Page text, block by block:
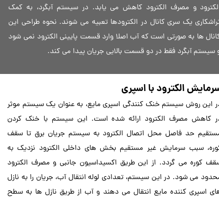
و مصرف الکترود کاهش می یابد. در سیستم آبگرد، به کمک
یک سری کانال در الکترودها تعبیه می شوند. نحوه طراحی این
ها به صورتی است که آب اصلا وارد قسمت پایینی الکترود نمی ‌شود
سیستم آبگرد فقط در دو قسمت بالایی جریان پیدا می ‌کند.
الکترود با اسپری
این روش سیستم خنک کنندگی اسپری مایع، به عنوان یک سیستم‌ موثر
کاهش مصرف الکترود ارائه شده است. این سیستم با خنک کردن
حد فاصل محل اتصال الکترود به سیستم جریان برق تا سقف
سبب سرمایش غیر مستقیم بخش های داخلی الکترود نزدیک به
کوره می‌ گردد. از این طریق اکسیداسیون جانبی و مصرف الکترود
می شود. در این سیستم، تعدادی لوله انتقال آب، جریان را به نازل
اسپری کننده مایع انتقال می دهند و آب از طریق نازل ‌ها به سطح